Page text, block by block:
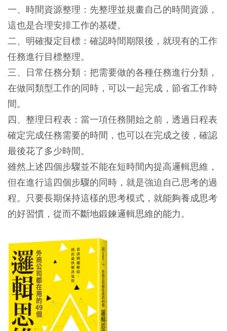
一、 時間資源整理 ：先整理並規畫自己的時間資源，
這也是合理安排工作的基礎。
二、 明確擬定目標 ：確認時間期限後，就現有的工作
任務進行目標整理。
三、 日常任務分類 ：把需要做的各種任務進行分類，
在做同類型工作的同時，可以一起完成，節省工作時
間。
四、 整理日程表 ：當一項任務開始之前，透過日程表
確定完成任務需要的時間，也可以在完成之後，確認
最後花了多少時間。
雖然上述四個步驟並不能在短時間內提高邏輯思維，
但在進行這四個步驟的同時，就是強迫自己思考的過
程。只要長期保持這樣的思考模式，就能夠養成思考
的好習慣，從而不斷地鍛鍊邏輯思維的能力。